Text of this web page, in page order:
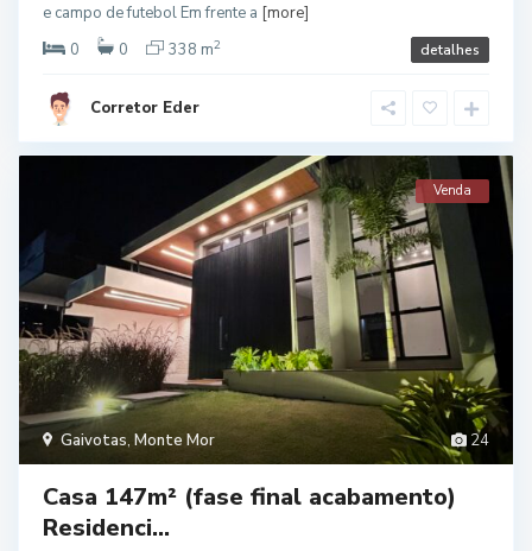
e campo de futebol Em frente a [more]
0
0 338 m2 detalhes
Corretor Eder
24
Gaivotas, Monte Mor
Venda
Casa 147m² (fase final acabamento)
Residenci...